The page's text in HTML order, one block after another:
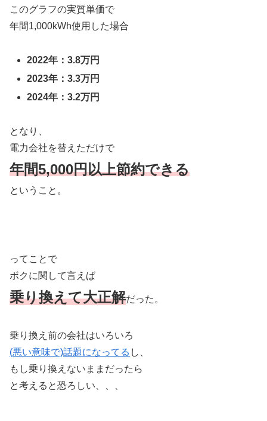
このグラフの実質単価で
年間1,000kWh使用した場合
2022年：3.8万円
2023年：3.3万円
2024年：3.2万円
となり、
電力会社を替えただけで
年間5,000円以上節約できる
ということ。
ってことで
ボクに関して言えば
乗り換えて大正解だった。
乗り換え前の会社はいろいろ
(悪い意味で)話題になってる し、
もし乗り換えないままだったら
と考えると恐ろしい、、、